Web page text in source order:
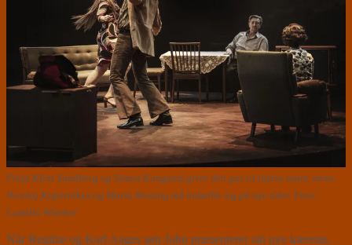
Freja Klint Sandberg og Simon Kongsted giver den gas til tidens toner, mens
Nicolaj Kopernikus og Maria Rossing må indstille sig på nye tider. Foto:
Camilla Winther
Når Regitze og Karl Aages søn John præsenterer sin nye kæreste,